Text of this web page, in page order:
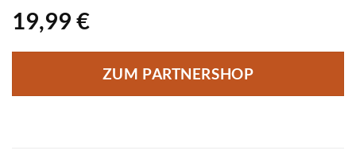
19,99 €
ZUM PARTNERSHOP